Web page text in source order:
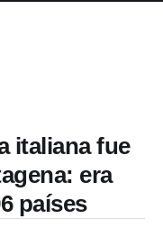
italiana fue
era
países